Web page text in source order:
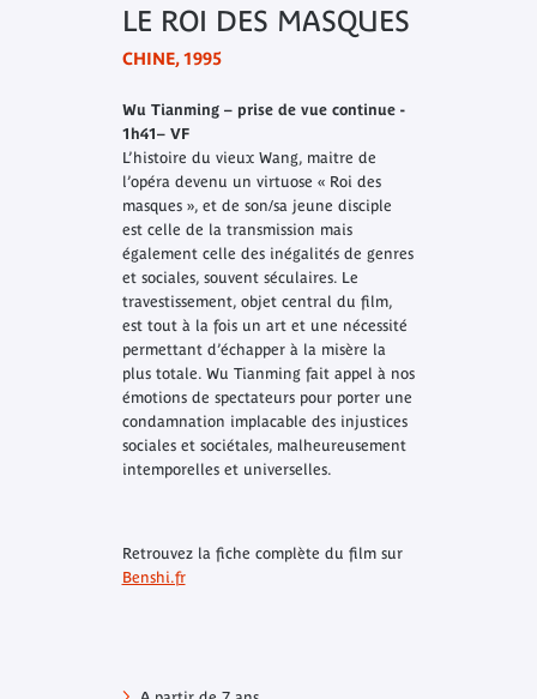
LE ROI DES MASQUES
CHINE, 1995
Wu Tianming – prise de vue continue -
1h41– VF
L’histoire du vieux Wang, maitre de
l’opéra devenu un virtuose « Roi des
masques », et de son/sa jeune disciple
est celle de la transmission mais
également celle des inégalités de genres
et sociales, souvent séculaires. Le
travestissement, objet central du film,
est tout à la fois un art et une nécessité
permettant d’échapper à la misère la
plus totale. Wu Tianming fait appel à nos
émotions de spectateurs pour porter une
condamnation implacable des injustices
sociales et sociétales, malheureusement
intemporelles et universelles.
Retrouvez la fiche complète du film sur
Benshi.fr